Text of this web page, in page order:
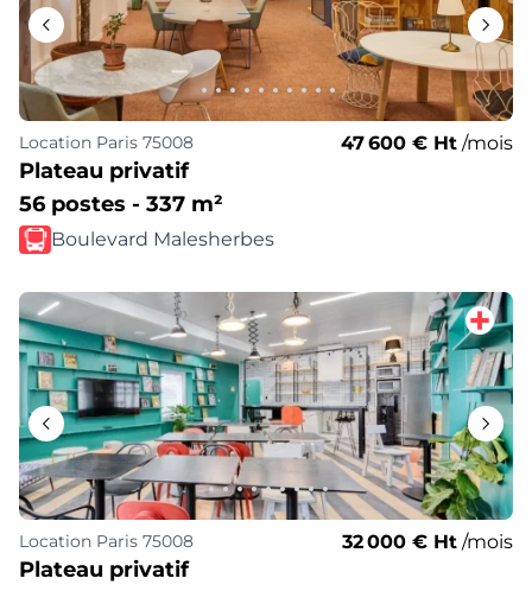
Location Paris 75008 47 600 € Ht /mois
Plateau privatif
56 postes - 337 m²
Boulevard Malesherbes
Location Paris 75008 32 000 € Ht /mois
Plateau privatif